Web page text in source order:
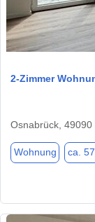
2-Zimmer
Osnabrück, 49090
Wohnung ca.